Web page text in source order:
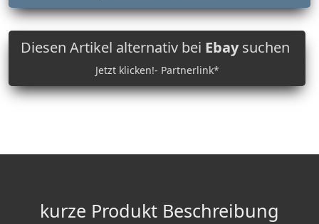
Diesen Artikel alternativ bei Ebaysuchen
Jetzt klicken!- Partnerlink*
kurze Produkt Beschreibung